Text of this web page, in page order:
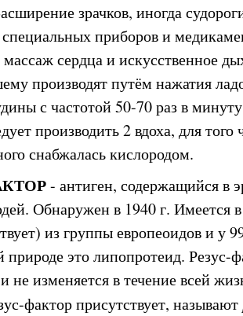
зрачков, иногда
специальных приборов и
сердца и искусственное
производят путём нажатия
с частотой 50-70 раз в
производить 2 вдоха, для
снабжалась кислородом.
- антиген, содержащийся в
Обнаружен в 1940 г. Имеется
из группы европеоидов и у
природе это липопротеид. Резус-
не изменяется в течение всей
фактор присутствует, называют